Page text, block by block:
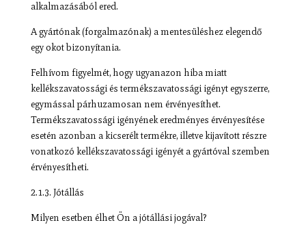
alkalmazásából ered.
A gyártónak (forgalmazónak) a mentesüléshez elegendő
egy okot bizonyítania.
Felhívom figyelmét, hogy ugyanazon hiba miatt
kellékszavatossági és termékszavatossági igényt egyszerre,
egymással párhuzamosan nem érvényesíthet.
Termékszavatossági igényének eredményes érvényesítése
esetén azonban a kicserélt termékre, illetve kijavított részre
vonatkozó kellékszavatossági igényét a gyártóval szemben
érvényesítheti.
2.1.3. Jótállás
Milyen esetben élhet Ön a jótállási jogával?